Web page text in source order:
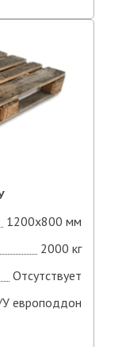
1200х800 мм
2000 кг
Отсутствует
европоддон